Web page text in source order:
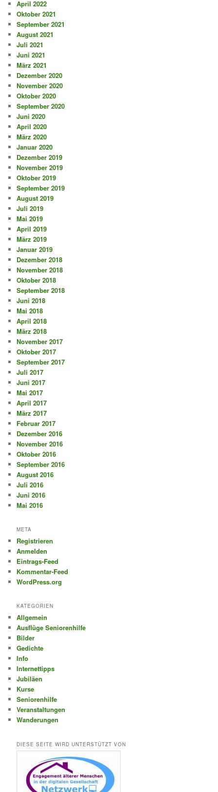
April 2022
Oktober 2021
September 2021
August 2021
Juli 2021
Juni 2021
März 2021
Dezember 2020
November 2020
Oktober 2020
September 2020
Juni 2020
April 2020
März 2020
Januar 2020
Dezember 2019
November 2019
Oktober 2019
September 2019
August 2019
Juli 2019
Mai 2019
April 2019
März 2019
Januar 2019
Dezember 2018
November 2018
Oktober 2018
September 2018
Juni 2018
Mai 2018
April 2018
März 2018
November 2017
Oktober 2017
September 2017
Juli 2017
Juni 2017
Mai 2017
April 2017
März 2017
Februar 2017
Dezember 2016
November 2016
Oktober 2016
September 2016
August 2016
Juli 2016
Juni 2016
Mai 2016
META
Registrieren
Anmelden
Eintrags-Feed
Kommentar-Feed
WordPress.org
KATEGORIEN
Allgemein
Ausflüge Seniorenhilfe
Bilder
Gedichte
Info
Internettipps
Jubiläen
Kurse
Seniorenhilfe
Veranstaltungen
Wanderungen
DIESE SEITE WIRD UNTERSTÜTZT VON